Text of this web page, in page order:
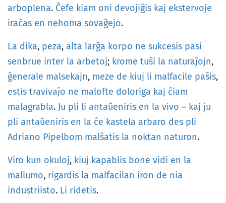
arboplena. Ĉefe kiam oni devojiĝis kaj ekstervoje
iraĉas en nehoma sovaĝejo.
La dika, peza, alta larĝa korpo ne sukcesis pasi
senbrue inter la arbetoj; krome tuŝi la naturaĵojn,
ĝenerale malsekajn, meze de kiuj li malfacile paŝis,
estis travivaĵo ne malofte doloriga kaj ĉiam
malagrabla. Ju pli li antaŭeniris en la vivo – kaj ju
pli antaŭeniris en la ĉe kastela arbaro des pli
Adriano Pipelbom malŝatis la noktan naturon.
Viro kun okuloj, kiuj kapablis bone vidi en la
mallumo, rigardis la malfacilan iron de nia
industriisto. Li ridetis.